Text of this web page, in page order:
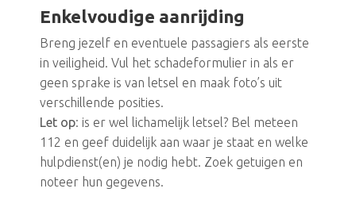
Enkelvoudige aanrijding
Breng jezelf en eventuele passagiers als eerste
in veiligheid. Vul het schadeformulier in als er
geen sprake is van letsel en maak foto’s uit
verschillende posities.
Let op: is er wel lichamelijk letsel? Bel meteen
112 en geef duidelijk aan waar je staat en welke
hulpdienst(en) je nodig hebt. Zoek getuigen en
noteer hun gegevens.